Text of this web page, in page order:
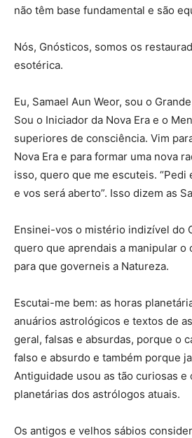
não têm base fundamental e são
Nós, Gnósticos, somos os
esotérica.
Eu, Samael Aun Weor, sou o
Sou o Iniciador da Nova Era e o
superiores de consciência. Vim
Nova Era e para formar uma nova
isso, quero que me escuteis. “Pedi
e vos será aberto”. Isso dizem as
Ensinei-vos o mistério indizível do
quero que aprendais a manipular o
para que governeis a Natureza.
Escutai-me bem: as horas
anuários astrológicos e textos de
geral, falsas e absurdas, porque o
falso e absurdo e também porque
Antiguidade usou as tão curiosas e
planetárias dos astrólogos atuais.
Os antigos e velhos sábios